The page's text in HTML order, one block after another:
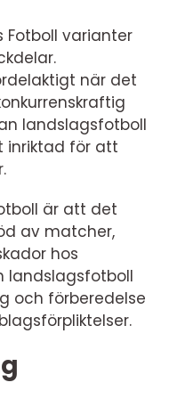
Fotboll varianter
när det
landslagsfotboll
inriktad för att
är att det
av matcher,
hos
landslagsfotboll
och förberedelse